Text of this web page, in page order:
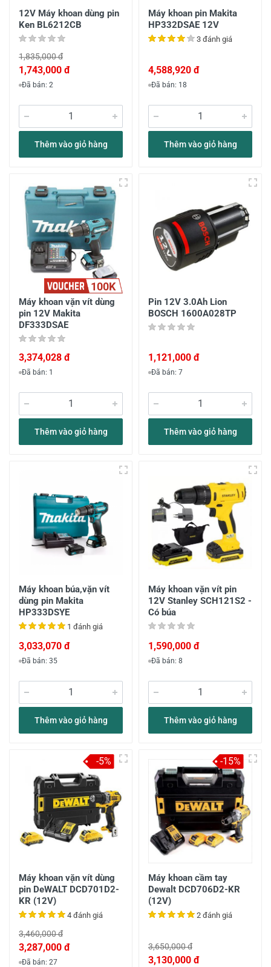
12V Máy khoan dùng pin
Ken BL6212CB
1,835,000 đ
1,743,000 đ
Đã bán: 2
Thêm vào giỏ hàng
Máy khoan pin Makita
HP332DSAE 12V
3 đánh giá
4,588,920 đ
Đã bán: 18
Thêm vào giỏ hàng
100K
Máy khoan vặn vít dùng
pin 12V Makita
DF333DSAE
3,374,028 đ
Đã bán: 1
Thêm vào giỏ hàng
Pin 12V 3.0Ah Lion
BOSCH 1600A028TP
1,121,000 đ
Đã bán: 7
Thêm vào giỏ hàng
Máy khoan búa,vặn vít
dùng pin Makita
HP333DSYE
1 đánh giá
3,033,070 đ
Đã bán: 35
Thêm vào giỏ hàng
Máy khoan vặn vít pin
12V Stanley SCH121S2 -
Có búa
1,590,000 đ
Đã bán: 8
Thêm vào giỏ hàng
Máy khoan vặn vít dùng
pin DeWALT DCD701D2-
KR (12V)
4 đánh giá
3,460,000 đ
3,287,000 đ
Đã bán: 27
-5%
Máy khoan cầm tay
Dewalt DCD706D2-KR
(12V)
2 đánh giá
3,650,000 đ
3,130,000 đ
-15%